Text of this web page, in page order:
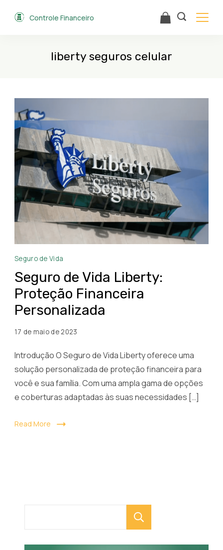
Controle Financeiro
liberty seguros celular
Seguro
Vida
Liberty
Seguro de Vida
Seguro de Vida Liberty:
Proteção Financeira
Personalizada
17 de maio de 2023
Introdução O Seguro de Vida Liberty oferece uma
solução personalizada de proteção financeira para
você e sua família. Com uma ampla gama de opções
e coberturas adaptadas às suas necessidades […]
Read More